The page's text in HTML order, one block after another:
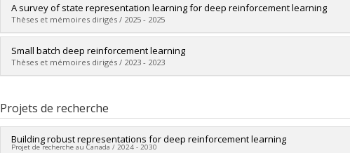
A survey of state representation learning for deep reinforcement learning
Thèses et mémoires dirigés / 2025 - 2025
Diplômé(e) :Echchahed, Ayoub
Cycle : Maîtrise
Diplôme obtenu :M. Sc.
Small batch deep reinforcement learning
Thèses et mémoires dirigés / 2023 - 2023
Cycle : Maîtrise
Diplôme obtenu :M. Sc.
Lien vers le document dans Papyrus
Projets de recherche
Building robust representations for deep reinforcement learning
Projet de recherche au Canada / 2024 - 2030